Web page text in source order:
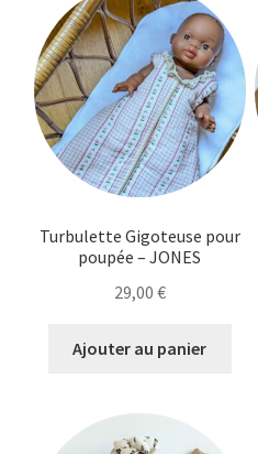
Turbulette Gigoteuse pour
poupée – JONES
29,00 €
Ajouter au panier